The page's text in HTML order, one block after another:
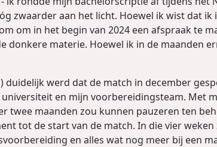
zwaarder aan het licht. Hoewel ik wist dat ik
om in het begin van 2024 een afspraak te
donkere materie. Hoewel ik in de maanden
duidelijk werd dat de match in december
en mijn voorbereidingsteam. Met
twee maanden zou kunnen pauzeren ten
tot de start van de match. In die vier
en alles wat nog meer bij een